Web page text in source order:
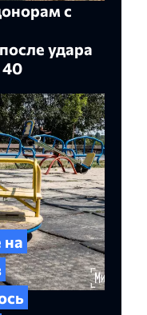
с
удара
на